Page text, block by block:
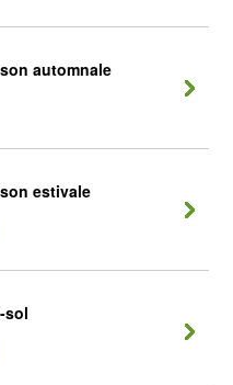
automnale
estivale
sol